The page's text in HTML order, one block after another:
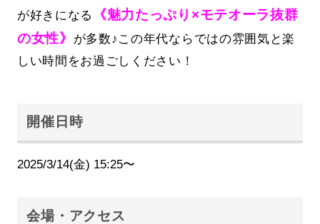
が好きになる
《魅力たっぷり×モテオーラ抜群
の女性》 が多数♪この年代ならではの雰囲気と楽
しい時間をお過ごしください！
開催日時
2025/3/14(金) 15:25〜
会場・アクセス